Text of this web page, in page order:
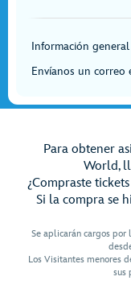
Información
Envíanos un correo
Para obtener
World,
¿Compraste
Si la compra se
Se aplicarán cargos
Los Visitantes menores
sus